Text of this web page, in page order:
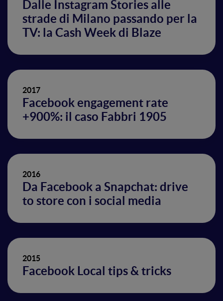
Dalle Instagram Stories alle
strade di Milano passando per la
TV: la Cash Week di Blaze
2017
Facebook engagement rate
+900%: il caso Fabbri 1905
2016
Da Facebook a Snapchat: drive
to store con i social media
2015
Facebook Local tips & tricks